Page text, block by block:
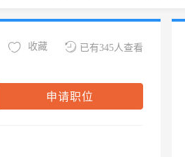
已有345人查看
收藏
申请职位